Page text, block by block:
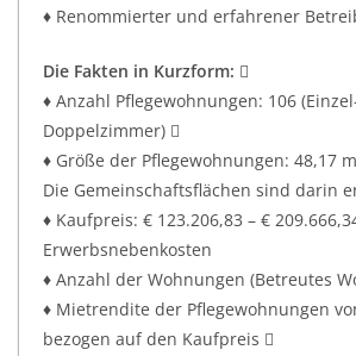
♦ Renommierter und erfahrener
Die Fakten in Kurzform: 
♦ Anzahl Pflegewohnungen: 106
Doppelzimmer) 
♦ Größe der Pflegewohnungen: 48,17
Die Gemeinschaftsflächen sind darin
♦ Kaufpreis: € 123.206,83 – €
Erwerbsnebenkosten
♦ Anzahl der Wohnungen (Betreutes
♦ Mietrendite der Pflegewohnungen
bezogen auf den Kaufpreis 